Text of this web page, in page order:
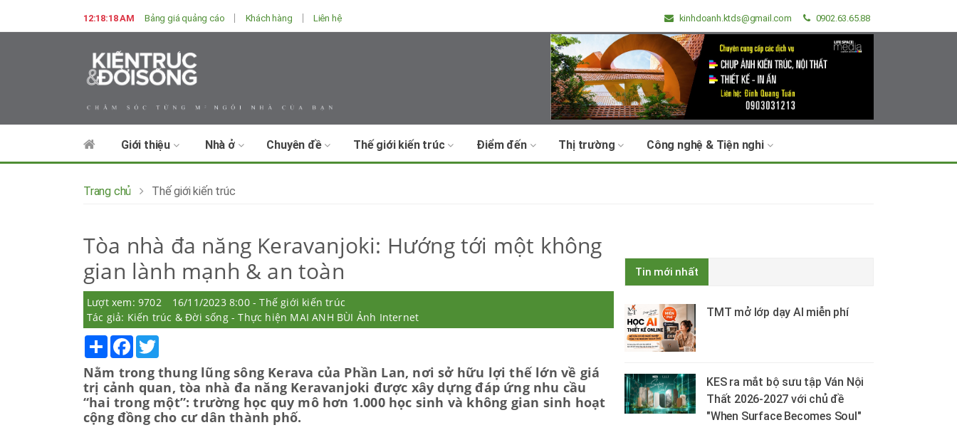
12:18:20 AM Bảng giá quảng cáo Khách hàng Liên hệ kinhdoanh.ktds@gmail.com 0902.63.65.88
Giới thiệu Nhà ở Chuyên đề Thế giới kiến trúc Điểm đến Thị trường Công nghệ & Tiện nghi
Trang chủ Thế giới kiến trúc
Tòa nhà đa năng Keravanjoki: Hướng tới một không
gian lành mạnh & an toàn
Lượt xem: 9702
16/11/2023 8:00 - Thế giới kiến trúc
Tác giả: Kiến trúc & Đời sống - Thực hiện MAI ANH BÙI Ảnh Internet
Share Facebook
Nằm trong thung lũng sông Kerava của Phần Lan, nơi sở hữu lợi thế lớn về giá
trị cảnh quan, tòa nhà đa năng Keravanjoki được xây dựng đáp ứng nhu cầu
“hai trong một”: trường học quy mô hơn 1.000 học sinh và không gian sinh hoạt
cộng đồng cho cư dân thành phố.
Tin mới nhất
TMT mở lớp dạy AI miễn phí
KES ra mắt bộ sưu tập Ván Nội
Thất 2026-2027 với chủ đề
"When Surface Becomes Soul"